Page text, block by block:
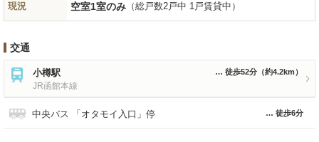
現況 空室1室のみ （総戸数2戸中 1戸賃貸中）
交通
小樽駅
JR函館本線
徒歩52分 （約4.2km）
中央バス 「オタモイ入口」停 徒歩6分